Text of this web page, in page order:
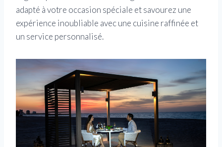
adapté à votre occasion spéciale et savourez une
expérience inoubliable avec une cuisine raffinée et
un service personnalisé.